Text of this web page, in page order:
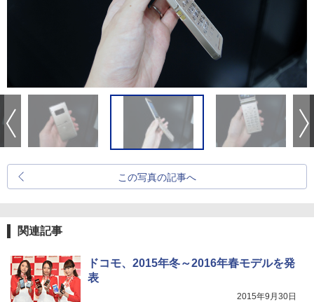
この写真の記事へ
関連記事
ドコモ、2015年冬～2016年春モデルを発
表
2015年9月30日